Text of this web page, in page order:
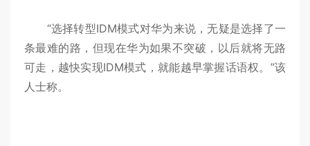
“选择转型IDM模式对华为来说，无疑是选择了一
条最难的路，但现在华为如果不突破，以后就将无路
可走，越快实现IDM模式，就能越早掌握话语权。”该
人士称。